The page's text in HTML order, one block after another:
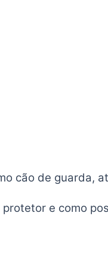
cão de guarda,
e como